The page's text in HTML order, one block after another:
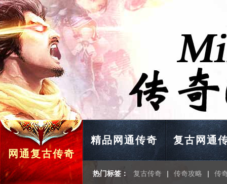
网通复古传奇
精品网通传奇 复古网通
热门标签： 复古传奇 | 传奇攻略 | 传